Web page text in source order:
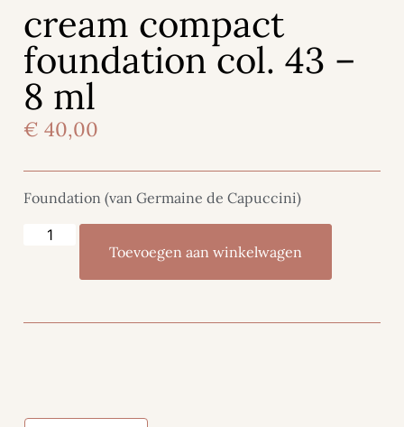
cream compact
foundation col. 43 –
8 ml
€ 40,00
Foundation (van Germaine de Capuccini)
Toevoegen aan winkelwagen